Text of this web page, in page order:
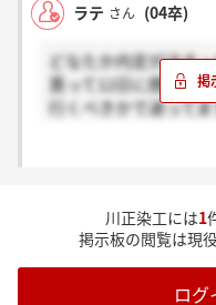
ラテ さん (04卒)
どなたか内定が決ま
貰って12日に顔合わ
行くべきかで迷って
川正染工には1
掲示板の閲覧は現
ロ